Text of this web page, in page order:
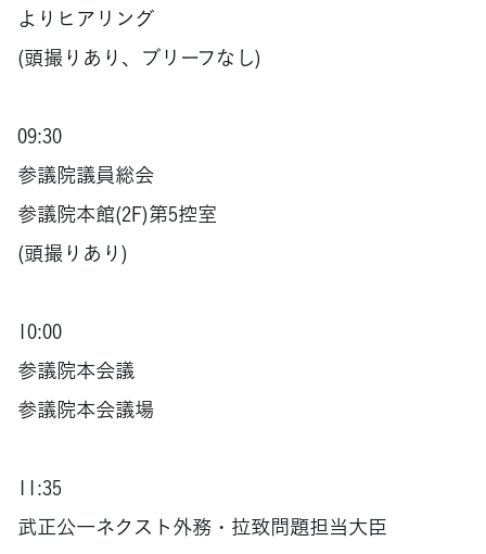
よりヒアリング
(頭撮りあり、ブリーフなし)
09:30
参議院議員総会
参議院本館(2F)第5控室
(頭撮りあり)
10:00
参議院本会議
参議院本会議場
11:35
武正公一ネクスト外務・拉致問題担当大臣